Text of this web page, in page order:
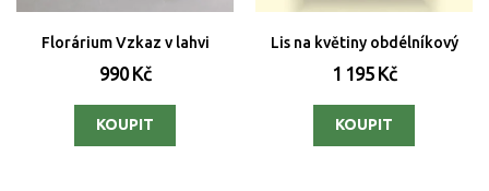
Florárium Vzkaz v lahvi
990 Kč
Lis na květiny obdélníkový
1 195 Kč